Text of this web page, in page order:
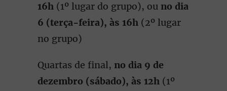
16h (1º lugar do grupo), ou no dia
6 (terça-feira), às 16h (2º lugar
no grupo)
Quartas de final, no dia 9 de
dezembro (sábado), às 12h (1º